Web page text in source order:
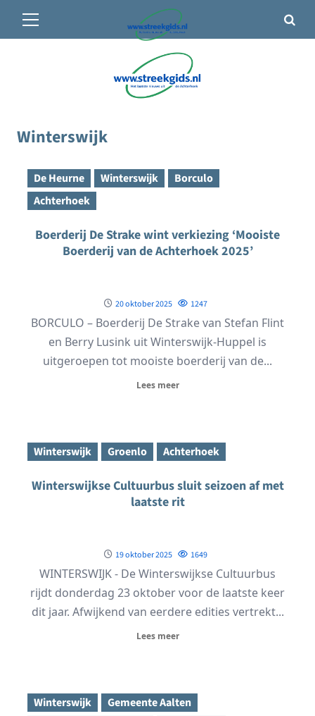
17°C• Vandaag 16° / 25°
menu
Winterswijk
De Heurne Winterswijk
Borculo
Achterhoek
Boerderij De Strake wint verkiezing ‘Mooiste
Boerderij van de Achterhoek 2025’
20 oktober 2025 1247
BORCULO – Boerderij De Strake van Stefan Flint
en Berry Lusink uit Winterswijk-Huppel is
uitgeroepen tot mooiste boerderij van de...
Lees meer
Winterswijk Groenlo Achterhoek
Winterswijkse Cultuurbus sluit seizoen af met
laatste rit
19 oktober 2025 1649
WINTERSWIJK - De Winterswijkse Cultuurbus
rijdt donderdag 23 oktober voor de laatste keer
dit jaar. Afwijkend van eerdere edities vertrekt...
Lees meer
Winterswijk
Gemeente Aalten